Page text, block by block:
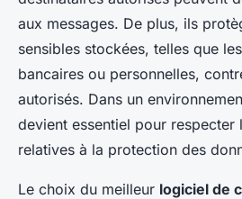
aux messages. De plus, ils
sensibles stockées, telles que
bancaires ou personnelles,
autorisés. Dans un
devient essentiel pour respecter
relatives à la protection des
Le choix du meilleur logiciel de